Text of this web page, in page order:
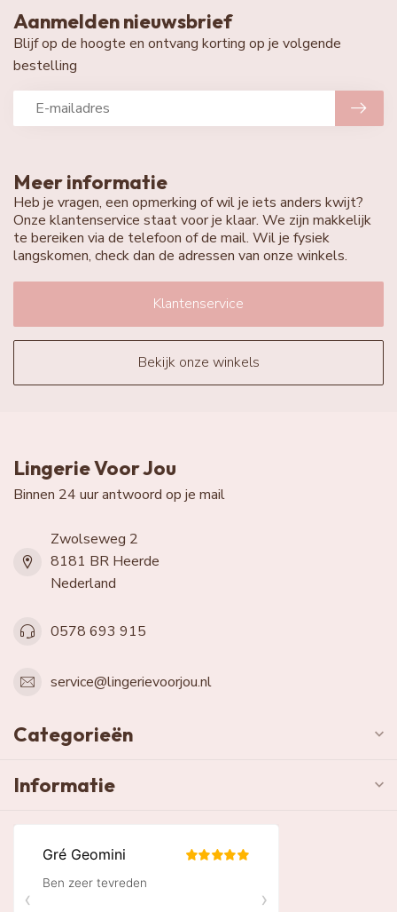
Meer informatie
Heb je vragen, een opmerking of wil je iets anders kwijt?
Onze klantenservice staat voor je klaar. We zijn makkelijk
te bereiken via de telefoon of de mail. Wil je fysiek
langskomen, check dan de adressen van onze winkels.
Klantenservice
Bekijk onze winkels
Aanmelden nieuwsbrief
Blijf op de hoogte en ontvang korting op je volgende
bestelling
Lingerie Voor Jou
Binnen 24 uur antwoord op je mail
Zwolseweg 2
8181 BR Heerde
Nederland
0578 693 915
service@lingerievoorjou.nl
Categorieën
Informatie